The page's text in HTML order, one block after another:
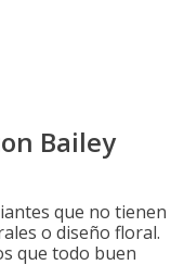
Bailey
que no tienen
o diseño floral.
que todo buen